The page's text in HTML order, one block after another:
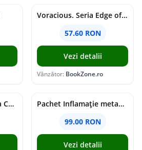
Voracious. Seria Edge of Darkness Vol.2
57.60 RON
Vezi detalii
Vânzător: BookZone.ro
Efectul Graham. Seria Campus Diaries Vol.1
Pachet Inflamație metabolism și creier
99.00 RON
Vezi detalii